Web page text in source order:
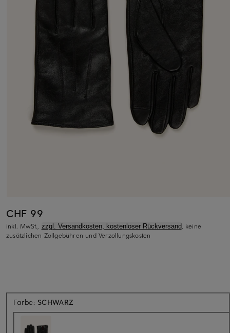
CHF 99
inkl. MwSt., zzgl. Versandkosten, kostenloser Rückversand, keine
zusätzlichen Zollgebühren und Verzollungskosten
Farbe: SCHWARZ